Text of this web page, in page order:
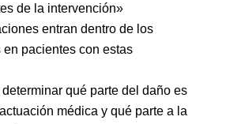
de la intervención»
entran dentro de los
en pacientes con estas
qué parte del daño es
médica y qué parte a la